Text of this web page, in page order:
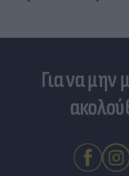
Για να μην